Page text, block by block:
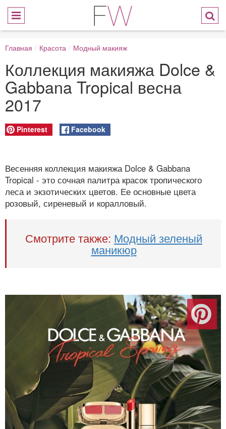
Главная / Красота / Модный макияж
Коллекция макияжа Dolce &
Gabbana Tropical весна
2017
Pinterest Facebook
Весенняя коллекция макияжа Dolce & Gabbana
Tropical - это сочная палитра красок тропического
леса и экзотических цветов. Ее основные цвета
розовый, сиреневый и коралловый.
Смотрите также: Модный зеленый
маникюр